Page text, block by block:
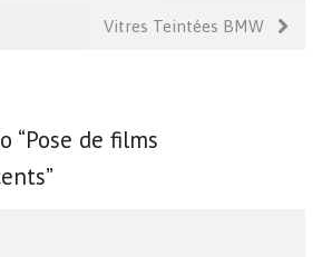
Vitres Teintées BMW
“Pose de films